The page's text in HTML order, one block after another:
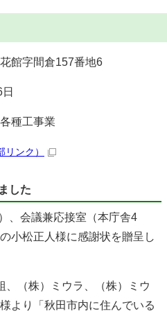
館字間倉157番地6
工事業
リンク）
した
、会議兼応接室（本庁舎4
小松正人様に感謝状を贈呈し
、（株）ミウラ、（株）ミウ
より「秋田市内に住んでいる